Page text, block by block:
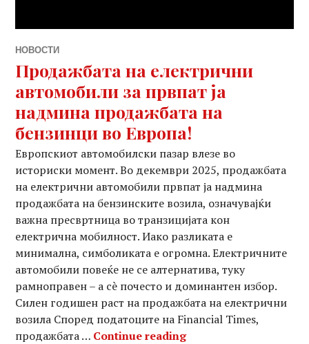
НОВОСТИ
Продажбата на електрични
автомобили за првпат ја
надмина продажбата на
бензинци во Европа!
Европскиот автомобилски пазар влезе во
историски момент. Во декември 2025, продажбата
на електрични автомобили првпат ја надмина
продажбата на бензинските возила, означувајќи
важна пресвртница во транзицијата кон
електрична мобилност. Иако разликата е
минимална, симболиката е огромна. Електричните
автомобили повеќе не се алтернатива, туку
рамноправен – а сè почесто и доминантен избор.
Силен годишен раст на продажбата на електрични
возила Според податоците на Financial Times,
продажбата … Continue readingПродажбата на